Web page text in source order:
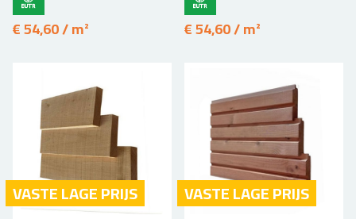
€ 54,60 / m² € 54,60 / m²
VASTE LAGE PRIJS VASTE LAGE PRIJS